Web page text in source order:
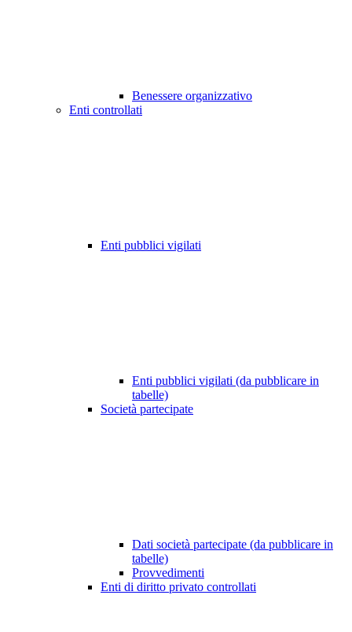
Benessere organizzativo
Enti controllati
Enti pubblici vigilati
Enti pubblici vigilati (da pubblicare in
tabelle)
Società partecipate
Dati società partecipate (da pubblicare in
tabelle)
Provvedimenti
Enti di diritto privato controllati